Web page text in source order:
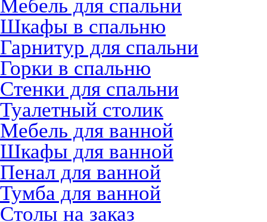
Мебель для спальни
Шкафы в спальню
Гарнитур для спальни
Горки в спальню
Стенки для спальни
Туалетный столик
Мебель для ванной
Шкафы для ванной
Пенал для ванной
Тумба для ванной
Столы на заказ